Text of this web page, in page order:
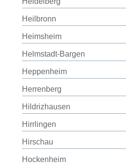
Heilbronn
Heimsheim
Helmstadt-Bargen
Heppenheim
Herrenberg
Hildrizhausen
Hirrlingen
Hirschau
Hockenheim